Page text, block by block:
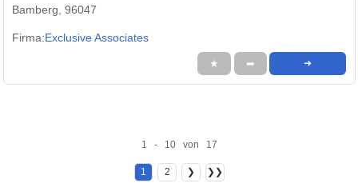
Bamberg, 96047
Firma:Exclusive Associates
★ ➦ ➜
1 - 10 von 17
1 2 ❯ ❯❯